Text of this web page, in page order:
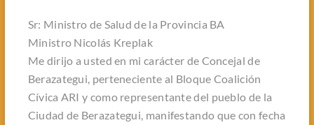
Sr: Ministro de Salud de la Provincia BA
Ministro Nicolás Kreplak
Me dirijo a usted en mi carácter de Concejal de
Berazategui, perteneciente al Bloque Coalición
Cívica ARI y como representante del pueblo de la
Ciudad de Berazategui, manifestando que con fecha